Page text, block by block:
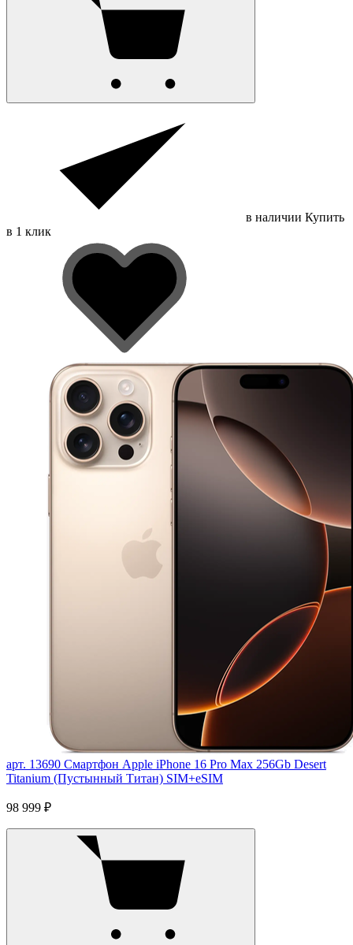
в наличии Купить
в 1 клик
арт. 13690 Смартфон Apple iPhone 16 Pro Max 256Gb Desert
Titanium (Пустынный Титан) SIM+eSIM
98 999 ₽